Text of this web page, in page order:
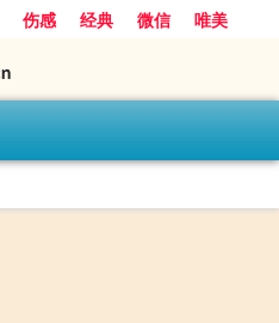
伤感 经典 微信
唯美